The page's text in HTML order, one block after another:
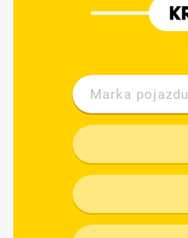
Marka pojazdu
Audi
Chevrolet